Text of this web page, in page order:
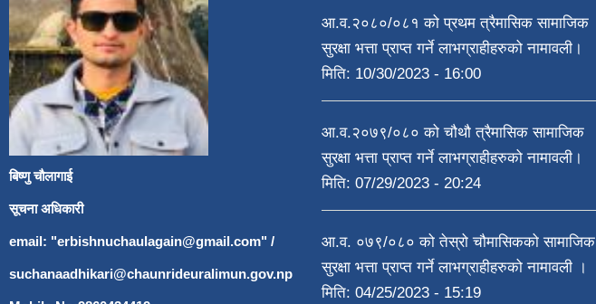
बिष्णु चौलागाई
सूचना अधिकारी
email: "erbishnuchaulagain@gmail.com" /
suchanaadhikari@chaunrideuralimun.gov.np
आ.व.२०८०/०८१ को प्रथम त्रैमासिक सामाजिक
सुरक्षा भत्ता प्राप्त गर्ने लाभग्राहीहरुको नामावली।
मिति: 10/30/2023 - 16:00
आ.व.२०७९/०८० को चौथौ त्रैमासिक सामाजिक
सुरक्षा भत्ता प्राप्त गर्ने लाभग्राहीहरुको नामावली।
मिति: 07/29/2023 - 20:24
आ.व. ०७९/०८० को तेस्रो चौमासिकको सामाजिक
सुरक्षा भत्ता प्राप्त गर्ने लाभग्राहीहरुको नामावली ।
मिति: 04/25/2023 - 15:19